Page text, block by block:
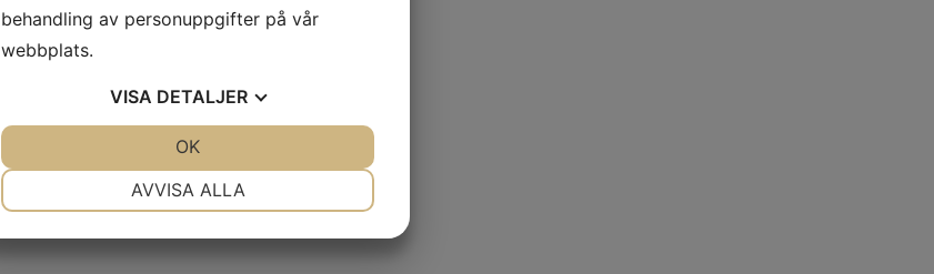
behandling av personuppgifter på vår
webbplats.
VISA DETALJER
AVVISA ALLA
OK